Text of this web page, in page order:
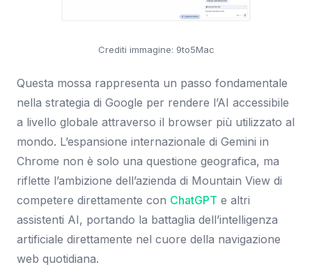
Crediti immagine: 9to5Mac
Questa mossa rappresenta un passo fondamentale
nella strategia di Google per rendere l’AI accessibile
a livello globale attraverso il browser più utilizzato al
mondo. L’espansione internazionale di Gemini in
Chrome non è solo una questione geografica, ma
riflette l’ambizione dell’azienda di Mountain View di
competere direttamente con ChatGPT e altri
assistenti AI, portando la battaglia dell’intelligenza
artificiale direttamente nel cuore della navigazione
web quotidiana.